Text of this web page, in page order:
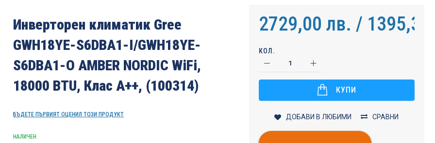
Инверторен климатик Gree
GWH18YE-S6DBA1-I/GWH18YE-
S6DBA1-O AMBER NORDIC WiFi,
18000 BTU, Клас A++, (100314)
БЪДЕТЕ ПЪРВИЯТ ОЦЕНИЛ ТОЗИ ПРОДУКТ
НАЛИЧЕН
2729,00 лв. / 1395,32
КОЛ.
КУПИ
ДОБАВИ В ЛЮБИМИ СРАВНИ